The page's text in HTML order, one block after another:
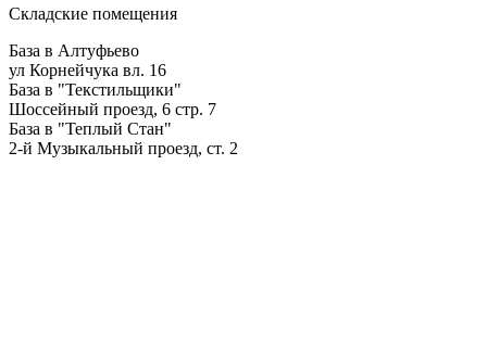
Складские помещения
База в Алтуфьево
ул Корнейчука вл. 16
База в "Текстильщики"
Шоссейный проезд, 6 стр. 7
База в "Теплый Стан"
2-й Музыкальный проезд, ст. 2